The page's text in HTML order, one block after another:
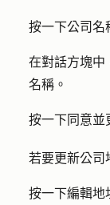
按一下公司名
在對話方塊中
名稱。
按一下同意並
若要更新公司
按一下編輯地